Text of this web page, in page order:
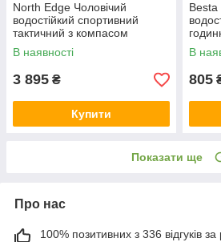
North Edge Чоловічий
водостійкий спортивний
тактичний з компасом
годинник North Edge Desert
Flex Red 5BAR с компасом
В наявності
3 895 ₴
Купити
Besta
В
805
Показати ще
Про нас
100% позитивних з 336 відгуків за